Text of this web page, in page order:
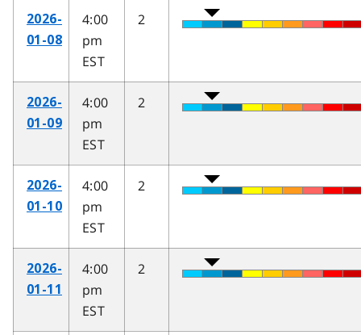
2026-
01-08
4:00
pm
EST
2
2026-
01-09
4:00
pm
EST
2
2026-
01-10
4:00
pm
EST
2
2026-
01-11
4:00
pm
EST
2